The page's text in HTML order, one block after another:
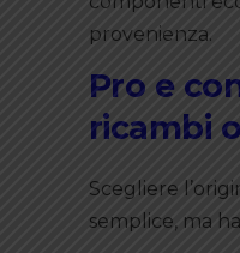
provenienza.
Pro e
ricambi
Scegliere
semplice, ma